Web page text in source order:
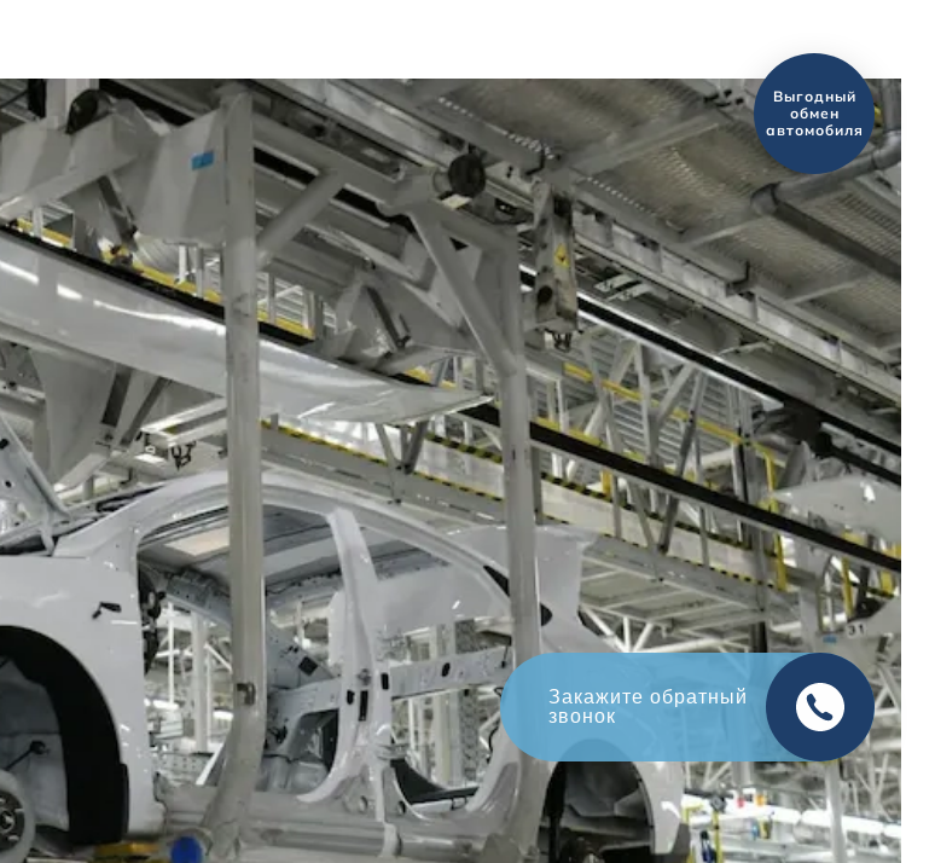
Оценить ваш
автомобиль?
Оцените свой авто
в обмен на новый